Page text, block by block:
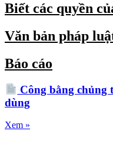
Biết các quyền
Văn bản pháp
Báo cáo
Công bằng chủng
dùng
Xem »